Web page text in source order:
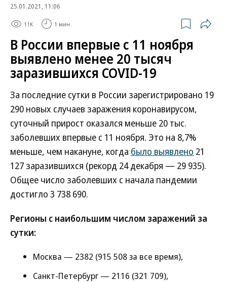
25.01.2021, 11:06
11K 1 мин.
В России впервые с 11 ноября
выявлено менее 20 тысяч
заразившихся COVID-19
За последние сутки в России зарегистрировано 19
290 новых случаев заражения коронавирусом,
суточный прирост оказался меньше 20 тыс.
заболевших впервые с 11 ноября. Это на 8,7%
меньше, чем накануне, когда было выявлено 21
127 заразившихся (рекорд 24 декабря — 29 935).
Общее число заболевших с начала пандемии
достигло 3 738 690.
Регионы с наибольшим числом заражений за
сутки:
Москва — 2382 (915 508 за все время),
Санкт-Петербург — 2116 (321 709),